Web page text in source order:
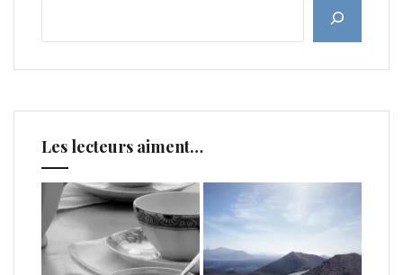
Les lecteurs aiment…